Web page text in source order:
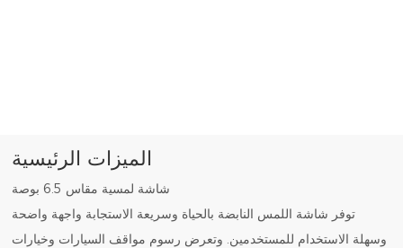
الميزات الرئيسية
شاشة لمسية مقاس 6.5 بوصة
توفر شاشة اللمس النابضة بالحياة وسريعة الاستجابة واجهة واضحة
وسهلة الاستخدام للمستخدمين. وتعرض رسوم مواقف السيارات وخيارات